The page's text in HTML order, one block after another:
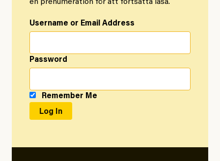
en prenumeration för att fortsätta läsa.
Username or Email Address
Password
Remember Me